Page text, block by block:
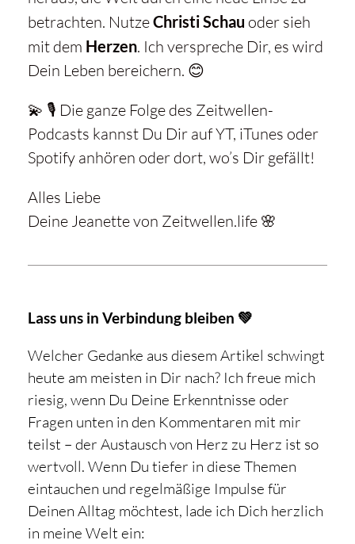
betrachten. NutzeChristi Schau oder sieh
mit dem Herzen. Ich verspreche Dir, es wird
Dein Leben bereichern. 😊
💫 🎙️ Die ganze Folge des Zeitwellen-
Podcasts kannst Du Dir auf YT, iTunes oder
Spotify anhören oder dort, wo’s Dir gefällt!
Alles Liebe
Deine Jeanette von Zeitwellen.life 🌸
Lass uns in Verbindung bleiben 💚
Welcher Gedanke aus diesem Artikel schwingt
heute am meisten in Dir nach? Ich freue mich
riesig, wenn Du Deine Erkenntnisse oder
Fragen unten in den Kommentaren mit mir
teilst – der Austausch von Herz zu Herz ist so
wertvoll. Wenn Du tiefer in diese Themen
eintauchen und regelmäßige Impulse für
Deinen Alltag möchtest, lade ich Dich herzlich
in meine Welt ein: